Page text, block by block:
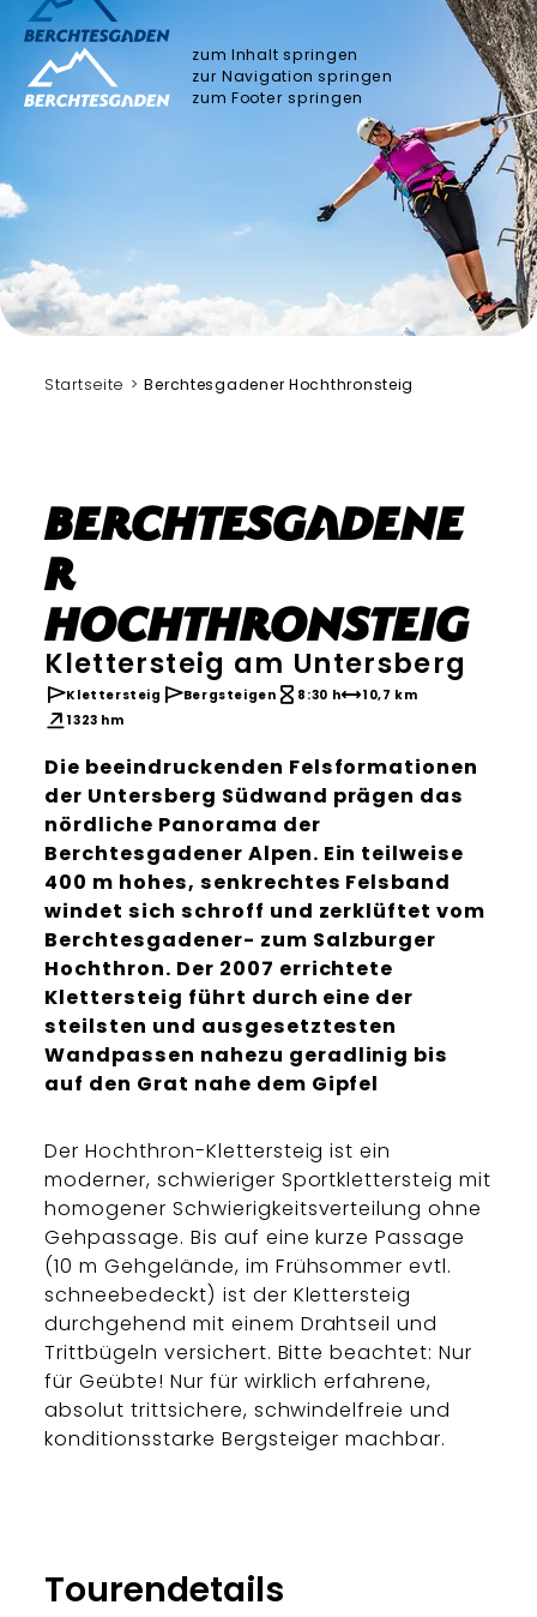
zum Inhalt springen
zur Navigation springen
zum Footer springen
Startseite Berchtesgadener Hochthronsteig
Berchtesgadene
r
Hochthronsteig
Klettersteig am Untersberg
Klettersteig Bergsteigen 8:30 h
10,7 km
1323 hm
Die beeindruckenden Felsformationen
der Untersberg Südwand prägen das
nördliche Panorama der
Berchtesgadener Alpen. Ein teilweise
400 m hohes, senkrechtes Felsband
windet sich schroff und zerklüftet vom
Berchtesgadener- zum Salzburger
Hochthron. Der 2007 errichtete
Klettersteig führt durch eine der
steilsten und ausgesetztesten
Wandpassen nahezu geradlinig bis
auf den Grat nahe dem Gipfel
Der Hochthron-Klettersteig ist ein
moderner, schwieriger Sportklettersteig mit
homogener Schwierigkeitsverteilung ohne
Gehpassage. Bis auf eine kurze Passage
(10 m Gehgelände, im Frühsommer evtl.
schneebedeckt) ist der Klettersteig
durchgehend mit einem Drahtseil und
Trittbügeln versichert. Bitte beachtet: Nur
für Geübte! Nur für wirklich erfahrene,
absolut trittsichere, schwindelfreie und
konditionsstarke Bergsteiger machbar.
Tourendetails